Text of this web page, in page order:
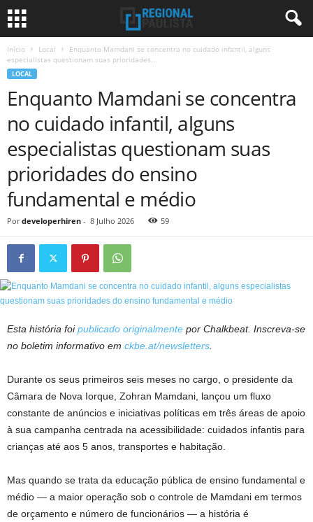
Início Local
Enquanto Mamdani se concentra no cuidado infantil, alguns
especialistas questionam suas prioridades...
LOCAL
Enquanto Mamdani se concentra
no cuidado infantil, alguns
especialistas questionam suas
prioridades do ensino
fundamental e médio
Por developerhiren - 8 Julho 2026 59
Esta história foipublicado originalmente por Chalkbeat. Inscreva-se
no boletim informativo em ckbe.at/newsletters
Durante os seus primeiros seis meses no cargo, o presidente da
Câmara de Nova Iorque, Zohran Mamdani, lançou um fluxo
constante de anúncios e iniciativas políticas em três áreas de apoio
à sua campanha centrada na acessibilidade: cuidados infantis para
crianças até aos 5 anos, transportes e habitação.
Mas quando se trata da educação pública de ensino fundamental e
médio — a maior operação sob o controle de Mamdani em termos
de orçamento e número de funcionários — a história é